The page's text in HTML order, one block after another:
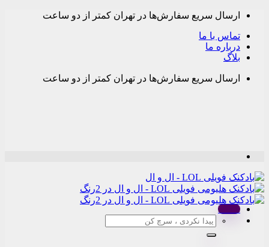
Skip
content
ارسال سریع سفارش‌ها در تهران کمتر از دو ساعت
تماس با ما
درباره ما
بلاگ
ارسال سریع سفارش‌ها در تهران کمتر از دو ساعت
Menu
جستجو
برای: